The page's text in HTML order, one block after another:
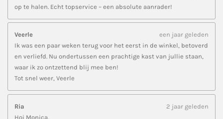
op te halen. Echt topservice – een absolute aanrader!
Veerle
een jaar geleden
Ik was een paar weken terug voor het eerst in de winkel, betoverd
en verliefd. Nu ondertussen een prachtige kast van jullie staan,
waar ik zo ontzettend blij mee ben!
Tot snel weer, Veerle
Ria
2 jaar geleden
Hoi Monica,